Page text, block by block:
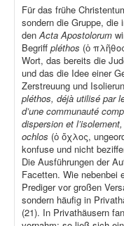
Für das frühe
sondern die Gruppe, die
denActa Apostolorum
Begriff pléthos (ὁ
Wort, das bereits die
und das die Idee einer
Zerstreuung und
pléthos, déjà utilisé par
d’une communauté
dispersion et l’isolement,
ochlos (ὁ ὄχλος,
konfuse und nicht
Die Ausführungen der
Facetten. Wie nebenbei
Prediger vor großen
sondern häufig in
(21). In Privathäusern